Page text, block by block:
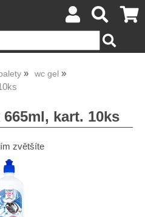
wc gel
kart. 10ks
zvětšíte